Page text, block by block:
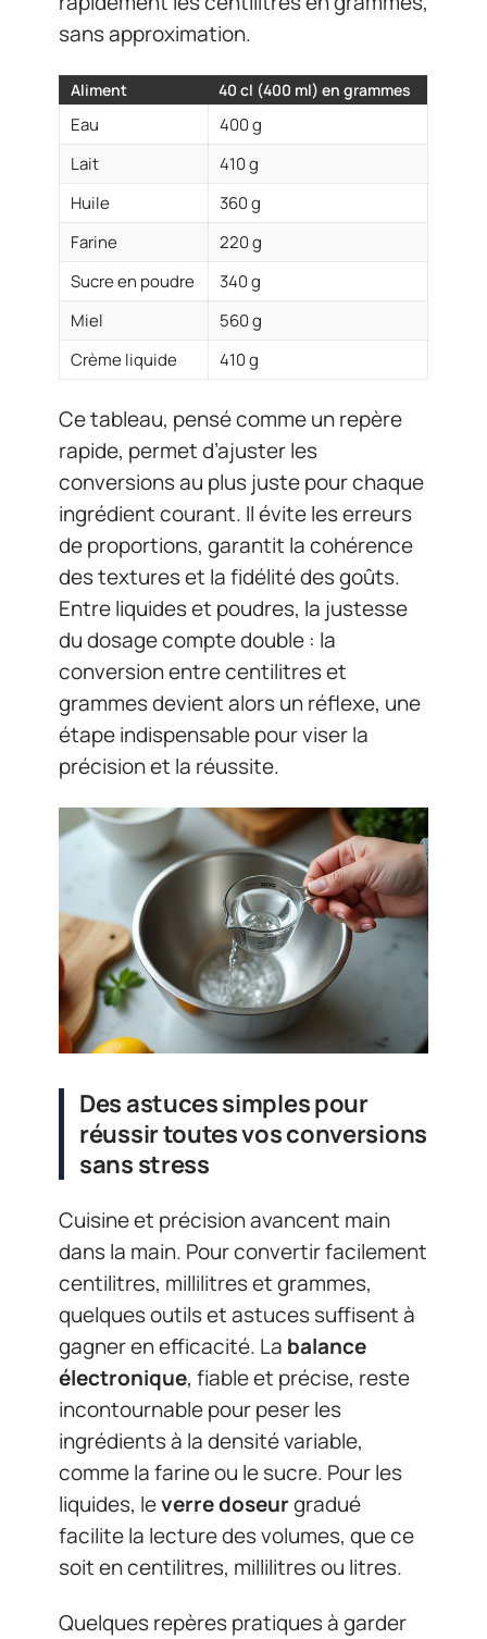
sans approximation.
Aliment 40 cl (400 ml) en grammes
Eau
400 g
Lait
410 g
Huile
360 g
Farine
220 g
Sucre en poudre
340 g
Miel
560 g
Crème liquide
410 g
Ce tableau, pensé comme un repère
rapide, permet d’ajuster les
conversions au plus juste pour chaque
ingrédient courant. Il évite les erreurs
de proportions, garantit la cohérence
des textures et la fidélité des goûts.
Entre liquides et poudres, la justesse
du dosage compte double : la
conversion entre centilitres et
grammes devient alors un réflexe, une
étape indispensable pour viser la
précision et la réussite.
Des astuces simples pour
réussir toutes vos conversions
sans stress
Cuisine et précision avancent main
dans la main. Pour convertir facilement
centilitres, millilitres et grammes,
quelques outils et astuces suffisent à
gagner en efficacité. La balance
électronique, fiable et précise, reste
incontournable pour peser les
ingrédients à la densité variable,
comme la farine ou le sucre. Pour les
liquides, leverre doseurgradué
facilite la lecture des volumes, que ce
soit en centilitres, millilitres ou litres.
Quelques repères pratiques à garder